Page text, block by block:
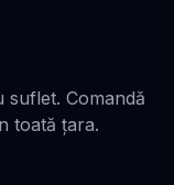
suflet. Comandă
toată țara.